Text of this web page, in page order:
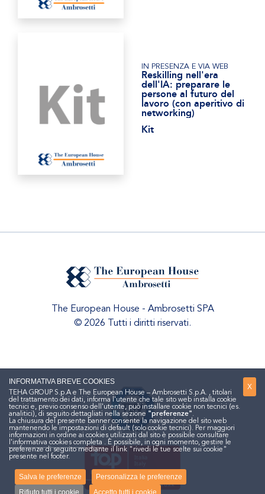
IN PRESENZA E VIA WEB
Reskilling nell'era
dell'IA: preparare le
persone al futuro del
lavoro (con aperitivo di
networking)
Kit
The European House - Ambrosetti SPA
© 2026 Tutti i diritti riservati.
X
INFORMATIVA BREVE COOKIES
TEHA GROUP S.p.A e The European House – Ambrosetti S.p.A. , titolari
del trattamento dei dati, informa l'utente che tale sito web installa cookie
tecnici e, previo consenso dell'utente, può installare cookie non tecnici (es.
analitici), di seguito dettagliati nella sezione "preferenze".
La chiusura del presente banner consente la navigazione del sito web
mantenendo le impostazioni di default (solo cookie tecnici). Per maggiori
informazioni in ordine ai cookies utilizzati dal sito è possibile consultare
l'informativa cookies completa . È possibile, in ogni momento, gestire le
preferenze di seguito mediante il link "rivedi le tue scelte sui cookie"
presente nel footer.
Salva le preferenze
Personalizza le preferenze
Rifiuto tutti i cookie
Accetto tutti i cookie